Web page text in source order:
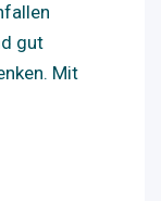
gut
Mit